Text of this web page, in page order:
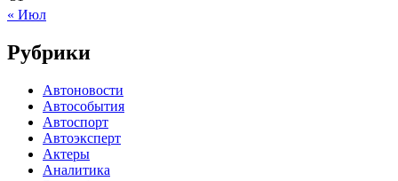
« Июл
Рубрики
Автоновости
Автособытия
Автоспорт
Автоэксперт
Актеры
Аналитика